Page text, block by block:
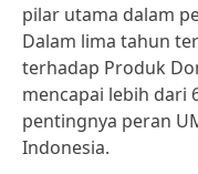
pilar utama dalam
Dalam lima tahun
terhadap Produk
mencapai lebih dari
pentingnya peran
Indonesia.